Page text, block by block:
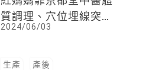
質調理、穴位埋線突破
體重停滯期，不節食健
2024/06/03
生產 產後